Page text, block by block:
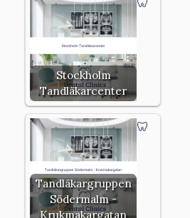
Stockholm
Tandläkarcenter
Tandläkargruppen
Södermalm -
Krukmakargatan